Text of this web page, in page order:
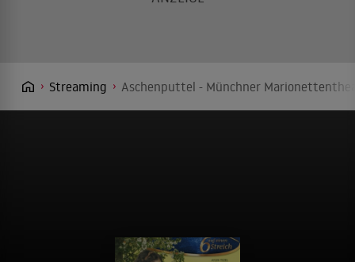
Streaming Aschenputtel - Münchner